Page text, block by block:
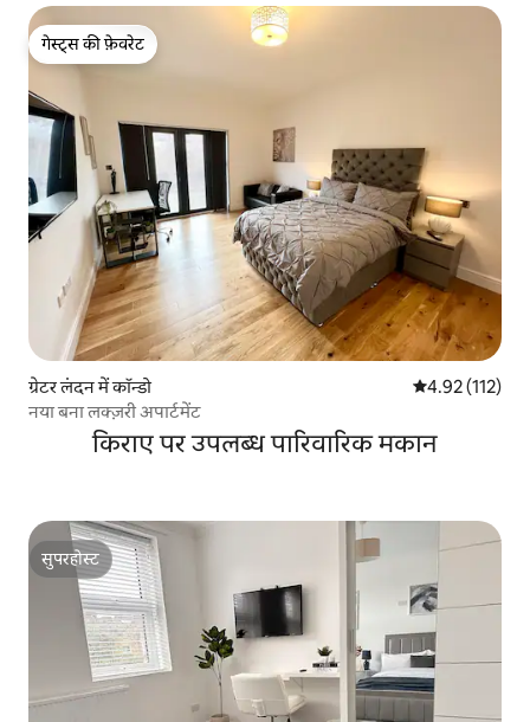
गेस्ट्स की फ़ेवरेट
गेस्ट्स की फ़ेवरेट
ग्रेटर लंदन में कॉन्डो औसत रेटिंग 5 में से
4.92 (112)
नया बना लक्ज़री अपार्टमेंट
किराए पर उपलब्ध पारिवारिक मकान
सुपरहोस्ट
सुपरहोस्ट